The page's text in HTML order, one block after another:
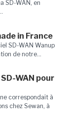
SD-WAN, en
in France
SD-WAN Wanup
de notre...
WAN pour
correspondait à
chez Sewan, à